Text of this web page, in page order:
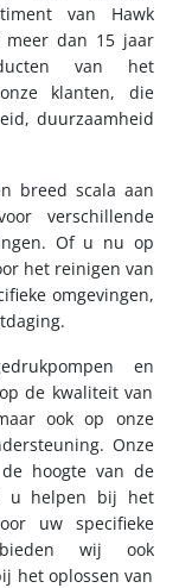
van Hawk
meer dan 15 jaar
van het
klanten, die
duurzaamheid
breed scala aan
verschillende
Of u nu op
het reinigen van
omgevingen,
en
de kwaliteit van
ook op onze
Onze
hoogte van de
u helpen bij het
uw specifieke
bieden wij ook
het oplossen van